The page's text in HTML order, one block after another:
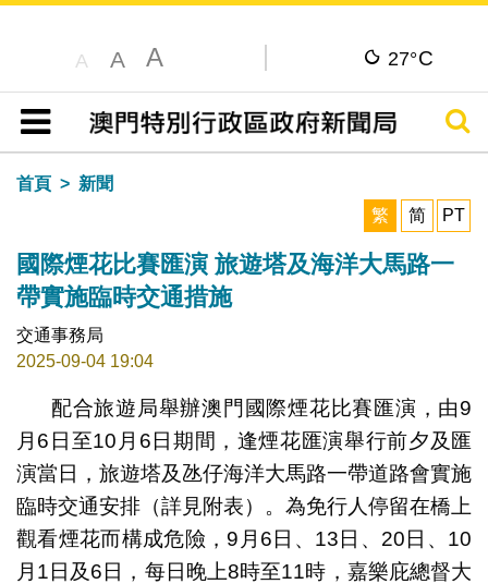
A A A 27°C
目錄
搜尋
首頁
新聞
繁
简 PT
國際煙花比賽匯演 旅遊塔及海洋大馬路一
帶實施臨時交通措施
交通事務局
2025-09-04 19:04
配合旅遊局舉辦澳門國際煙花比賽匯演，由9
月6日至10月6日期間，逢煙花匯演舉行前夕及匯
演當日，旅遊塔及氹仔海洋大馬路一帶道路會實施
臨時交通安排（詳見附表）。為免行人停留在橋上
觀看煙花而構成危險，9月6日、13日、20日、10
月1日及6日，每日晚上8時至11時，嘉樂庇總督大